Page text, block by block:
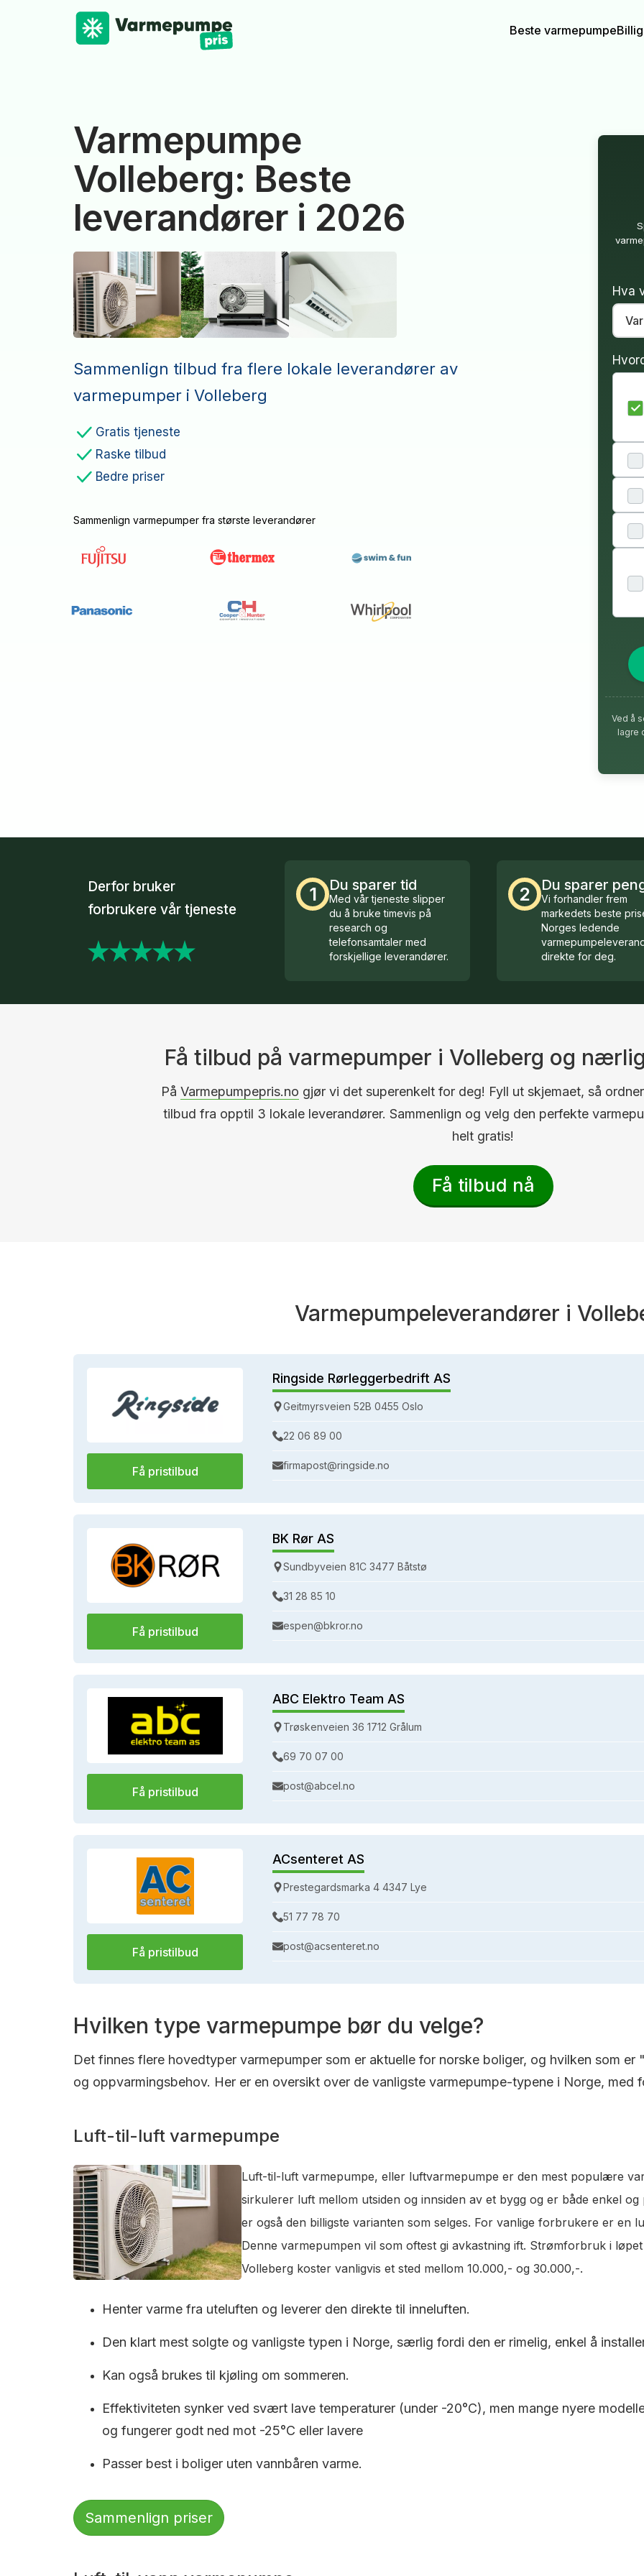
Beste varmepumpe
Varmepumpe
Volleberg: Beste
leverandører i 2026
Sammenlign tilbud fra flere lokale leverandører av
varmepumper i Volleberg
Gratis tjeneste
Raske tilbud
Bedre priser
Sammenlign varmepumper fra største leverandører
Hva
Ved å
lagre
Derfor bruker
forbrukere vår tjeneste
1 Du sparer tid
Med vår tjeneste slipper
du å bruke timevis på
research og
telefonsamtaler med
forskjellige leverandører.
2 Du sparer
Vi forhandler frem
markedets beste
Norges ledende
direkte for deg.
Få tilbud på varmepumper i Volleberg og
På Varmepumpepris.no gjør vi det superenkelt for deg! Fyll ut skjemaet, så
tilbud fra opptil 3 lokale leverandører. Sammenlign og velg den perfekte
helt gratis!
Få tilbud nå
Varmepumpeleverandører i
Få pristilbud
Ringside Rørleggerbedrift AS
Geitmyrsveien 52B 0455 Oslo
22 06 89 00
firmapost@ringside.no
Få pristilbud
BK Rør AS
Sundbyveien 81C 3477 Båtstø
31 28 85 10
espen@bkror.no
Få pristilbud
ABC Elektro Team AS
Trøskenveien 36 1712 Grålum
69 70 07 00
post@abcel.no
Få pristilbud
ACsenteret AS
Prestegardsmarka 4 4347 Lye
51 77 78 70
post@acsenteret.no
Hvilken type varmepumpe bør du velge?
Det finnes flere hovedtyper varmepumper som er aktuelle for norske boliger, og hvilken som er
og oppvarmingsbehov. Her er en oversikt over de vanligste varmepumpe-typene i Norge, med
Luft-til-luft varmepumpe
Luft-til-luft varmepumpe, eller luftvarmepumpe er den mest populære
sirkulerer luft mellom utsiden og innsiden av et bygg og er både enkel
er også den billigste varianten som selges. For vanlige forbrukere er en
Denne varmepumpen vil som oftest gi avkastning ift. Strømforbruk i
Volleberg koster vanligvis et sted mellom 10.000,- og 30.000,-.
Henter varme fra uteluften og leverer den direkte til inneluften.
Den klart mest solgte og vanligste typen i Norge, særlig fordi den er rimelig, enkel å
Kan også brukes til kjøling om sommeren.
Effektiviteten synker ved svært lave temperaturer (under -20°C), men mange nyere
og fungerer godt ned mot -25°C eller lavere
Passer best i boliger uten vannbåren varme.
Sammenlign priser